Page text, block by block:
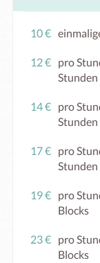
10 €
12 € pro
Stunden
14 € pro
Stunden
17 € pro
Stunden
19 € pro
Blocks
23 € pro
Blocks